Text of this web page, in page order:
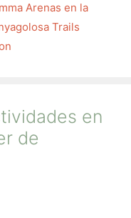
Arenas en la
Trails
en
de